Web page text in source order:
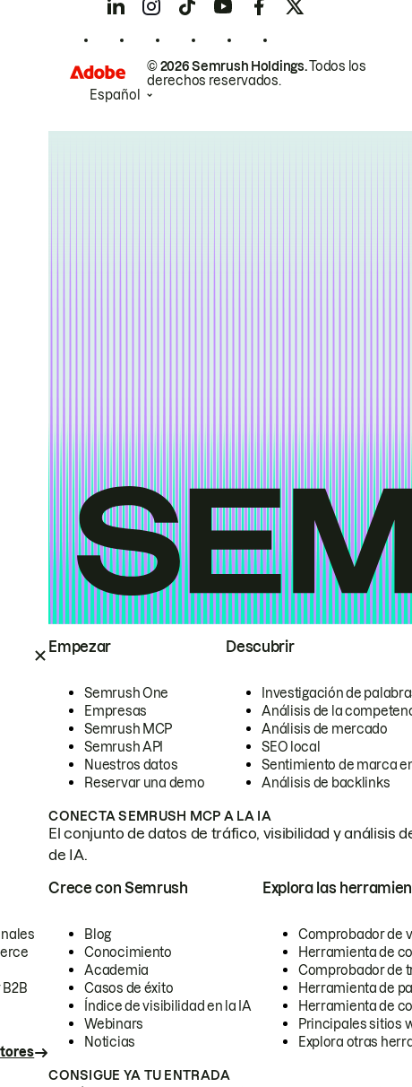
Empezar
Semrush One
Empresas
Semrush MCP
Semrush API
Nuestros datos
Reservar una demo
Descubrir
Investigación de
Análisis de la
Análisis de mercado
SEO local
Sentimiento de marca
Análisis de backlinks
CONECTA SEMRUSH MCP A LA IA
El conjunto de datos de tráfico, visibilidad y análisis
de IA.
Crece con Semrush
Blog
Conocimiento
Academia
Casos de éxito
Índice de visibilidad en la IA
Webinars
Noticias
Explora las
Comprobador de
Herramienta de
Comprobador de
Herramienta de
Herramienta de
Principales sitios
Explora otras
CONSIGUE YA TU ENTRADA
© 2026 Semrush Holdings.Todos los
derechos reservados.
Español